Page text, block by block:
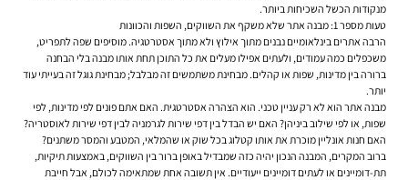
מנקודות הכשל השכיחות ביותר.
טעות מספר 1: מבנה אתר שלא משקף את השווקים, השפות והכוונות
הרבה אתרים בינלאומיים נבנים מתוך אילוץ ולא מתוך אסטרטגיה. מוסיפים שפה לתפריט,
משכפלים כמה עמודים, ולעתים אפילו מעלים את כל התוכן תחת אותו מבנה בלי הבחנה
ברורה בין מדינות, שפות או קהלים. מבחינת משתמשים זה מבלבל; מבחינת גוגל זה בעייתי עוד
יותר.
מבנה אתר הוא לא רק עניין טכני. הוא הצהרה אסטרטגית. האם אתם פונים לפי מדינות, לפי
שפות, או לפי שילוב ביניהן? האם יש הבדל בין דפי שירות לגרמניה לבין דפי שירות לאוסטריה?
האם חנות אונליין מוכרת את אותו קטלוג בכל שוק או שהמלאי, המטבע והמסר משתנים?
ברוב המקרים, המבנה הנכון יהיה כזה שמבדיל באופן ברור בין השווקים, באמצעות תיקיות,
תת-דומיינים או לעתים דומיינים ייעודיים. אין תשובה אחת שמתאימה לכולם, אבל חייבת